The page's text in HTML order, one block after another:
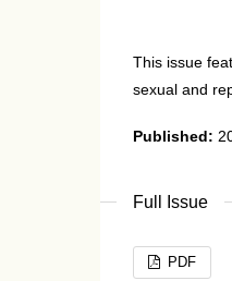
This issue
sexual and
Published:
Full Issue
PDF